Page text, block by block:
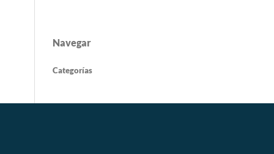
Navegar
Categorías